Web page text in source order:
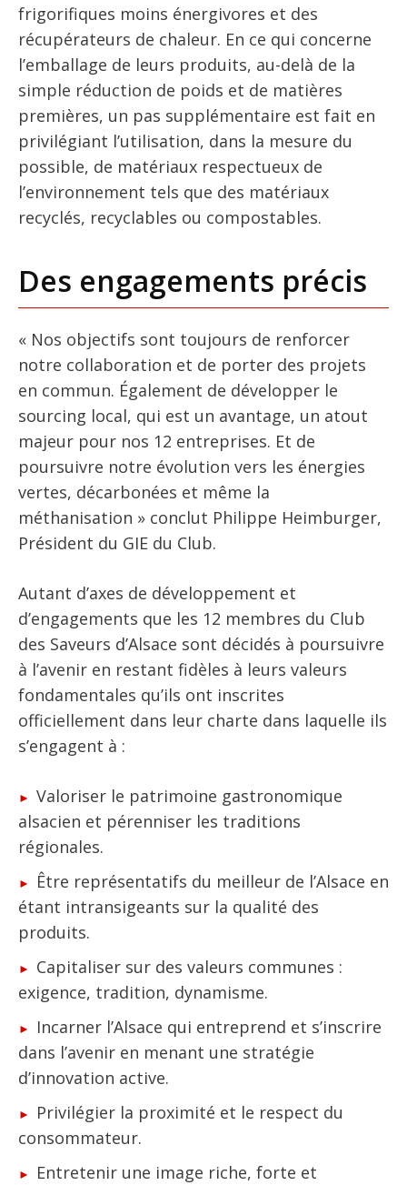
frigorifiques moins énergivores et des
récupérateurs de chaleur. En ce qui concerne
l’emballage de leurs produits, au-delà de la
simple réduction de poids et de matières
premières, un pas supplémentaire est fait en
privilégiant l’utilisation, dans la mesure du
possible, de matériaux respectueux de
l’environnement tels que des matériaux
recyclés, recyclables ou compostables.
Des engagements précis
« Nos objectifs sont toujours de renforcer
notre collaboration et de porter des projets
en commun. Également de développer le
sourcing local, qui est un avantage, un atout
majeur pour nos 12 entreprises. Et de
poursuivre notre évolution vers les énergies
vertes, décarbonées et même la
méthanisation » conclut Philippe Heimburger,
Président du GIE du Club.
Autant d’axes de développement et
d’engagements que les 12 membres du Club
des Saveurs d’Alsace sont décidés à poursuivre
à l’avenir en restant fidèles à leurs valeurs
fondamentales qu’ils ont inscrites
officiellement dans leur charte dans laquelle ils
s’engagent à :
Valoriser le patrimoine gastronomique
alsacien et pérenniser les traditions
régionales.
Être représentatifs du meilleur de l’Alsace en
étant intransigeants sur la qualité des
produits.
Capitaliser sur des valeurs communes :
exigence, tradition, dynamisme.
Incarner l’Alsace qui entreprend et s’inscrire
dans l’avenir en menant une stratégie
d’innovation active.
Privilégier la proximité et le respect du
consommateur.
Entretenir une image riche, forte et